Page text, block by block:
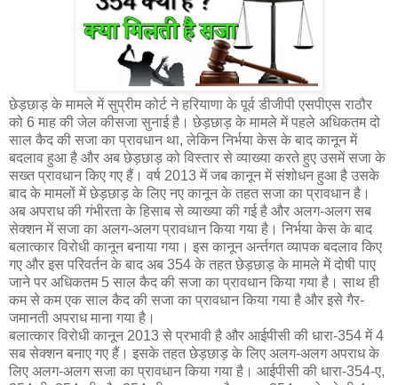
छेड़छाड़ के मामले में सुप्रीम कोर्ट ने हरियाणा के पूर्व डीजीपी एसपीएस राठौर
को 6 माह की जेल कीसजा सुनाई है। छेड़छाड़ के मामले में पहले अधिकतम दो
साल कैद की सजा का प्रावधान था, लेकिन निर्भया केस के बाद कानून में
बदलाव हुआ है और अब छेड़छाड़ को विस्तार से व्याख्या करते हुए उसमें सजा के
सख्त प्रावधान किए गए हैं। वर्ष 2013 में जब कानून में संशोधन हुआ है उसके
बाद के मामलों में छेड़छाड़ के लिए नए कानून के तहत सजा का प्रावधान है।
अब अपराध की गंभीरता के हिसाब से व्याख्या की गई है और अलग-अलग सब
सेक्शन में सजा का अलग-अलग प्रावधान किया गया है। निर्भया केस के बाद
बलात्कार विरोधी कानून बनाया गया। इस कानून अर्न्‍तगत व्यापक बदलाव किए
गए और इस परिवर्तन के बाद अब 354 के तहत छेड़छाड़ के मामले में दोषी पाए
जाने पर अधिकतम 5 साल कैद की सजा का प्रावधान किया गया है। साथ ही
कम से कम एक साल कैद की सजा का प्रावधान किया गया है और इसे गैर-
जमानती अपराध माना गया है।
बलात्‍कार विरोधी कानून 2013 से प्रभावी है और आईपीसी की धारा-354 में 4
सब सेक्शन बनाए गए हैं। इसके तहत छेड़छाड़ के लिए अलग-अलग अपराध के
लिए अलग-अलग सजा का प्रावधान किया गया है। आईपीसी की धारा-354-ए,